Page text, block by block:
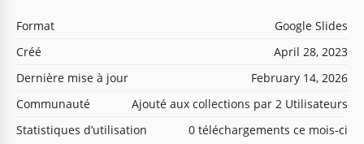
Format
Google Slides
Créé
April 28, 2023
Dernière mise à jour
February 14, 2026
Communauté
Ajouté aux collections par 2 Utilisateurs
Statistiques d’utilisation
0 téléchargements ce mois-ci